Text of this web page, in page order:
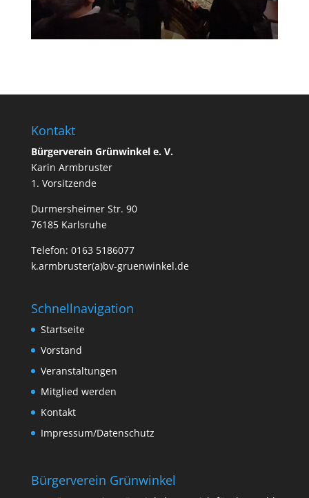
Kontakt
Bürgerverein Grünwinkel e. V.
Karin Armbruster
1. Vorsitzende
Durmersheimer Str. 90
76185 Karlsruhe
Telefon: 0163 5186077
k.armbruster(a)bv-gruenwinkel.de
Schnellnavigation
Startseite
Vorstand
Veranstaltungen
Mitglied werden
Kontakt
Impressum/Datenschutz
Bürgerverein Grünwinkel